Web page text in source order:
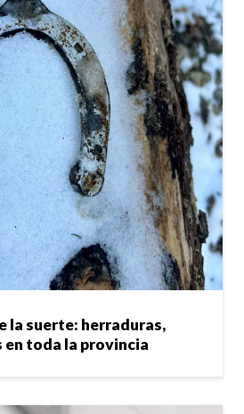
la suerte: herraduras,
toda la provincia